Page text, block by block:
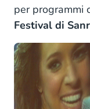
per programmi
Festival di